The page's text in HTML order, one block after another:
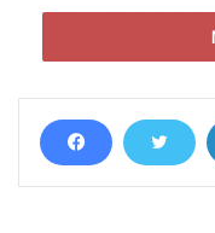
Prefeitura Municipal
foram expedidas pela
Atuação perene – As